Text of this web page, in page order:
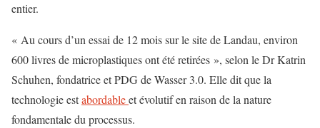
entier.
« Au cours d’un essai de 12 mois sur le site de Landau, environ
600 livres de microplastiques ont été retirées », selon le Dr Katrin
Schuhen, fondatrice et PDG de Wasser 3.0. Elle dit que la
technologie estabordableet évolutif en raison de la nature
fondamentale du processus.